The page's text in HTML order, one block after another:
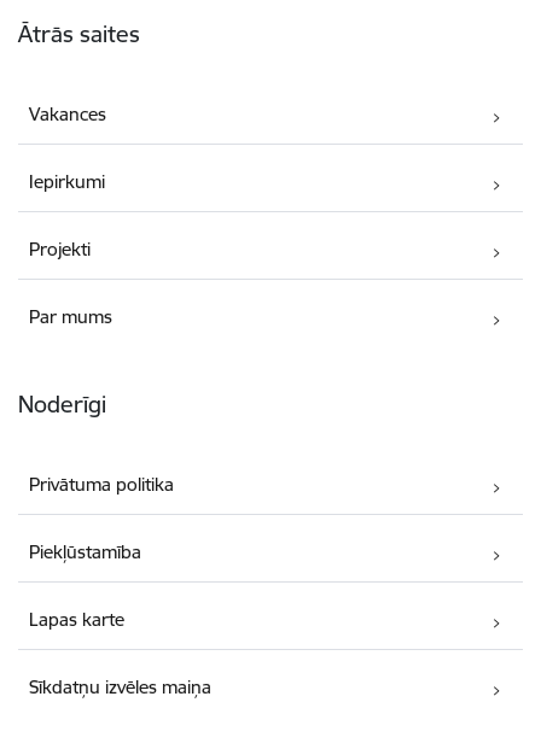
Ātrās saites
Vakances
Iepirkumi
Projekti
Par mums
Noderīgi
Privātuma politika
Piekļūstamība
Lapas karte
Sīkdatņu izvēles maiņa